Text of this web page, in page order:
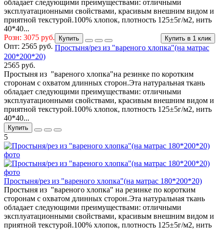
обладает следующими преимуществами: отличными
эксплуатационными свойствами, красивым внешним видом и
приятной текстурой.100% хлопок, плотность 125±5г/м2, нить
40*40...
Розн: 3075 руб.
Опт: 2565 руб.
Купить в 1 клик
Купить
Простыня/рез из "вареного хлопка"(на матрас
200*200*20)
2565 руб.
Простыня из "вареного хлопка"на резинке по коротким
сторонам с охватом длинных сторон.Эта натуральная ткань
обладает следующими преимуществами: отличными
эксплуатационными свойствами, красивым внешним видом и
приятной текстурой.100% хлопок, плотность 125±5г/м2, нить
40*40...
Купить
5
Простыня/рез из "вареного хлопка"(на матрас 180*200*20)
Простыня из "вареного хлопка" на резинке по коротким
сторонам с охватом длинных сторон.Эта натуральная ткань
обладает следующими преимуществами: отличными
эксплуатационными свойствами, красивым внешним видом и
приятной текстурой.100% хлопок, плотность 125±5г/м2, нить